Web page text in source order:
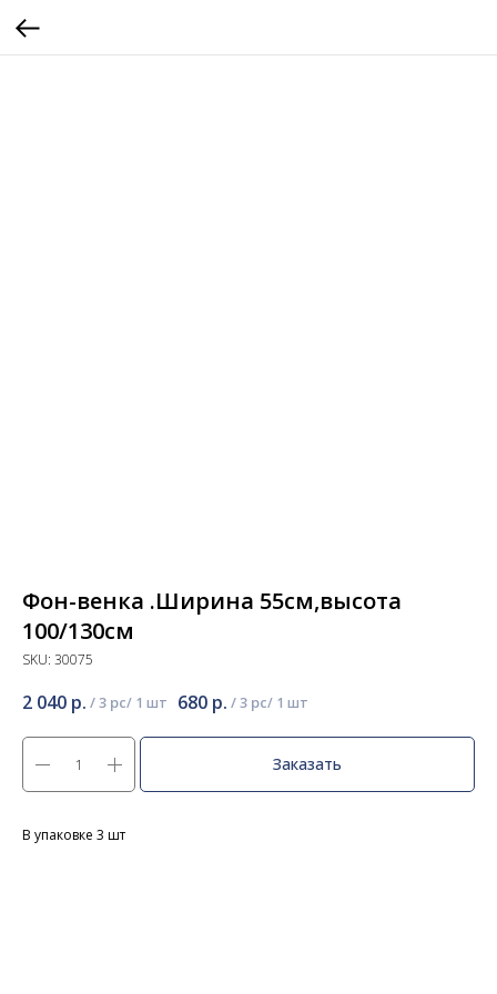
Фон-венка .Ширина 55см,высота
100/130см
SKU: 30075
2 040 р. /3 pc 680 р. /3 pc
Заказать
В упаковке 3 шт